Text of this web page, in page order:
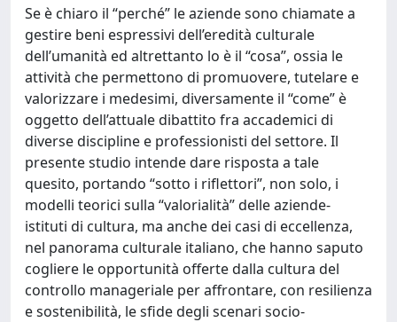
Se è chiaro il “perché” le aziende sono chiamate a
gestire beni espressivi dell’eredità culturale
dell’umanità ed altrettanto lo è il “cosa”, ossia le
attività che permettono di promuovere, tutelare e
valorizzare i medesimi, diversamente il “come” è
oggetto dell’attuale dibattito fra accademici di
diverse discipline e professionisti del settore. Il
presente studio intende dare risposta a tale
quesito, portando “sotto i riflettori”, non solo, i
modelli teorici sulla “valorialità” delle aziende-
istituti di cultura, ma anche dei casi di eccellenza,
nel panorama culturale italiano, che hanno saputo
cogliere le opportunità offerte dalla cultura del
controllo manageriale per affrontare, con resilienza
e sostenibilità, le sfide degli scenari socio-